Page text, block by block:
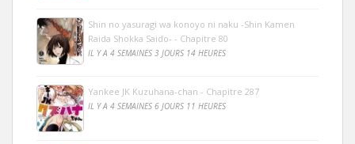
Shin no yasuragi wa konoyo ni naku -Shin Kamen
Raida Shokka Saido- - Chapitre 80
IL Y A 4 SEMAINES 3 JOURS 14 HEURES
Yankee JK Kuzuhana-chan - Chapitre 287
IL Y A 4 SEMAINES 6 JOURS 11 HEURES